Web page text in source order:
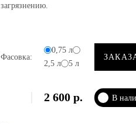
загрязнению.
Фасовка:
0,75 л
2,5 л
5 л
2 600 р. В